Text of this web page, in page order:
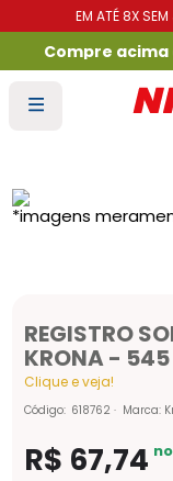
EM ATÉ 8X
Compre acima
REGISTRO
KRONA - 545
Clique e veja!
Código: 618762 Marca:
R$ 67,74